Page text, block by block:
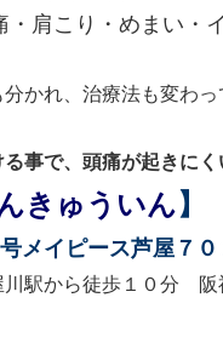
・肩こり・めまい・
かれ、治療法も変わっ
事で、頭痛が起きにく
きゅういん】
メイピース芦屋７０
駅から徒歩１０分 阪